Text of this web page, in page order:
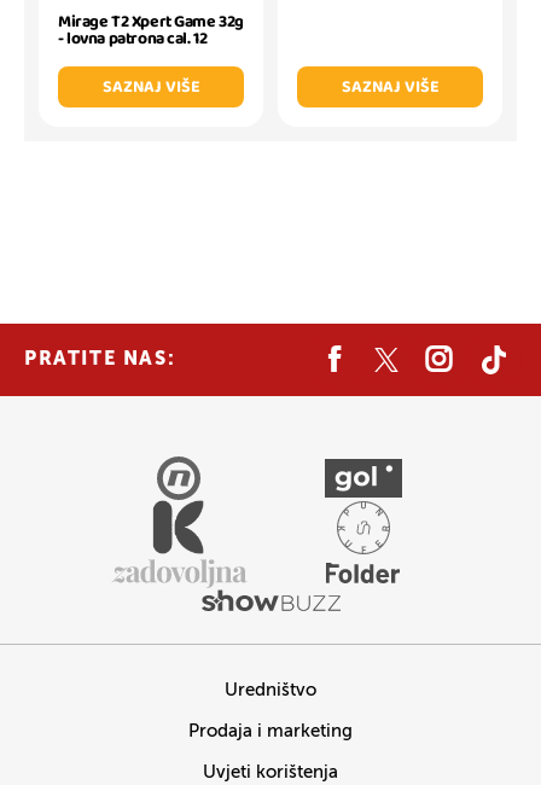
Mirage T2 Xpert Game 32g
- lovna patrona cal. 12
SAZNAJ VIŠE
SAZNAJ VIŠE
PRATITE NAS:
Uredništvo
Prodaja i marketing
Uvjeti korištenja